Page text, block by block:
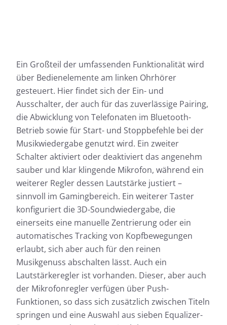
Ein Großteil der umfassenden Funktionalität wird
über Bedienelemente am linken Ohrhörer
gesteuert. Hier findet sich der Ein- und
Ausschalter, der auch für das zuverlässige Pairing,
die Abwicklung von Telefonaten im Bluetooth-
Betrieb sowie für Start- und Stoppbefehle bei der
Musikwiedergabe genutzt wird. Ein zweiter
Schalter aktiviert oder deaktiviert das angenehm
sauber und klar klingende Mikrofon, während ein
weiterer Regler dessen Lautstärke justiert –
sinnvoll im Gamingbereich. Ein weiterer Taster
konfiguriert die 3D-Soundwiedergabe, die
einerseits eine manuelle Zentrierung oder ein
automatisches Tracking von Kopfbewegungen
erlaubt, sich aber auch für den reinen
Musikgenuss abschalten lässt. Auch ein
Lautstärkeregler ist vorhanden. Dieser, aber auch
der Mikrofonregler verfügen über Push-
Funktionen, so dass sich zusätzlich zwischen Titeln
springen und eine Auswahl aus sieben Equalizer-